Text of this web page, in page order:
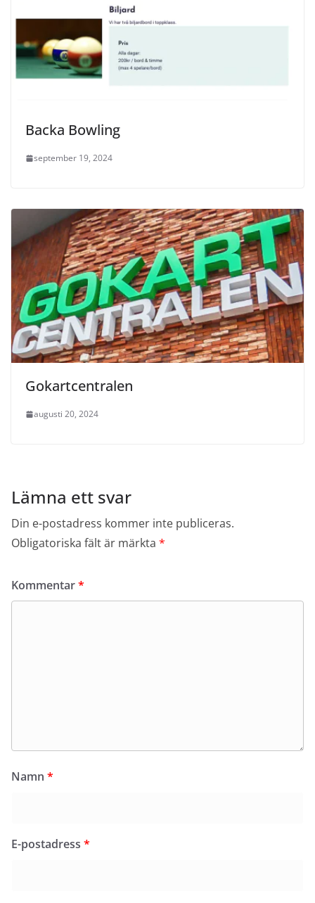
Backa Bowling
september 19, 2024
Gokartcentralen
augusti 20, 2024
Lämna ett svar
Din e-postadress kommer inte publiceras.
Obligatoriska fält är märkta *
Kommentar*
Namn *
E-postadress *